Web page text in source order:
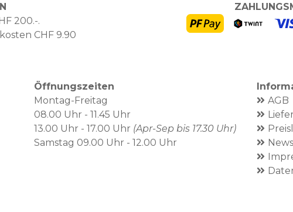
200.-.
CHF 9.90
Öffnungszeiten
Montag-Freitag
08.00 Uhr - 11.45 Uhr
13.00 Uhr - 17.00 Uhr (Apr-Sep bis 17.30 Uhr)
Samstag 09.00 Uhr - 12.00 Uhr
AGB